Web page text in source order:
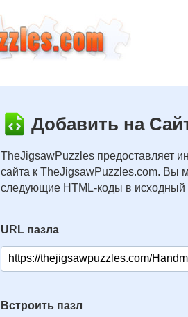
Добавить на
TheJigsawPuzzles предоставляет
сайта к TheJigsawPuzzles.com. Вы
следующие HTML-коды в исходный
URL пазла
Встроить пазл